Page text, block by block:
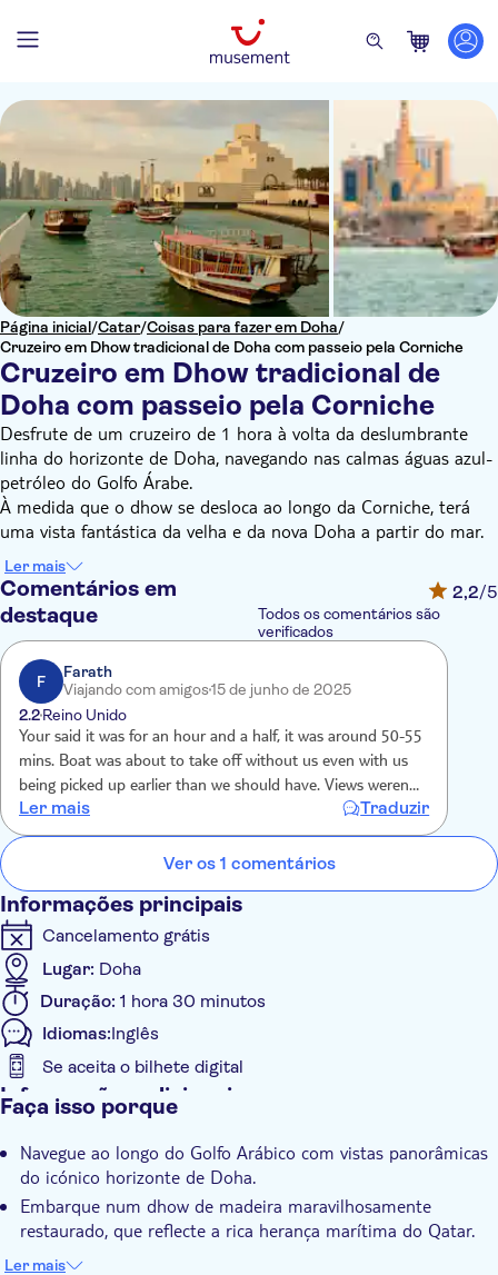
Página inicial/Catar/Coisas para fazer em Doha/
Cruzeiro em Dhow tradicional de Doha com passeio pela Corniche
Cruzeiro em Dhow tradicional de
Doha com passeio pela Corniche
Desfrute de um cruzeiro de 1 hora à volta da deslumbrante
linha do horizonte de Doha, navegando nas calmas águas azul-
petróleo do Golfo Árabe.
À medida que o dhow se desloca ao longo da Corniche, terá
uma vista fantástica da velha e da nova Doha a partir do mar.
Esta viagem ao crepúsculo é a altura perfeita para ver os
edifícios modernos da cidade a brilharem nas cores quentes do
sol poente, com os seus reflexos a brilharem na água. Uma
brisa suave refresca-o do calor do deserto, criando uma
atmosfera tranquila.
A bordo, desfrutará de uma chávena de chá árabe autêntico
enquanto aprecia as belas vistas e a rica cultura de Doha.
Ler mais
Comentários em
destaque
2,2/5
Todos os comentários são
verificados
F
Farath
Viajando com amigos15 de junho de 2025
2.2Reino Unido
Your said it was for an hour and a half, it was around 50-55
mins. Boat was about to take off without us even with us
being picked up earlier than we should have. Views weren’t
the best as the other boat trip we did for sunset earlier in
the week, we were hoping for the same views but seemed to
be miles away. Guide was lovely and very helpful but very
disappointed in this trip.
Ler mais Traduzir
Ver os 1 comentários
Informações principais
Cancelamento grátis
Lugar: Doha
Duração: 1 hora 30 minutos
Idiomas:Inglês
Se aceita o bilhete digital
Informações adicionais
Voucher eletrônico
Transporte incluído
Faça isso porque
Navegue ao longo do Golfo Arábico com vistas panorâmicas
do icónico horizonte de Doha.
Embarque num dhow de madeira maravilhosamente
restaurado, que reflecte a rica herança marítima do Qatar.
Experimente a magia de Doha
Ler mais